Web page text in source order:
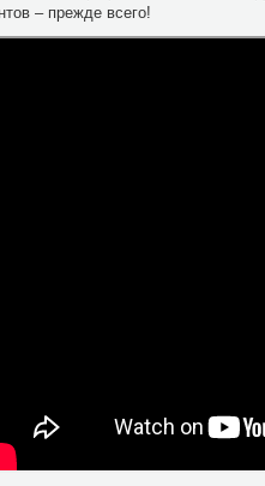
– прежде всего!